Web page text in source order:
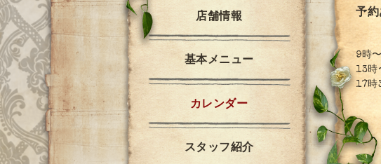
予
9時
13時
17時
店舗情報
基本メニュー
カレンダー
スタッフ紹介